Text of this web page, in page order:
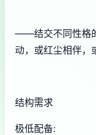
——结交不同性格
动，或红尘相伴，
结构需求
极低配备: